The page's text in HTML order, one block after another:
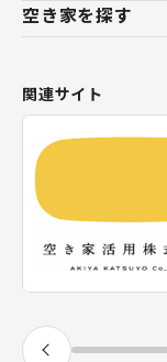
北海道
東北
関東
神奈川県
甲信越・北陸
東海
空き家を探す
新着の空き家
テーマから探す
エリアから探す
関連サイト